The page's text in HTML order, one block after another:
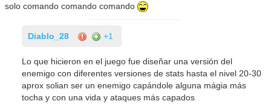
solo comando comando comando
Diablo_28 +1
Lo que hicieron en el juego fue diseñar una versión del
enemigo con diferentes versiones de stats hasta el nivel 20-30
aprox solian ser un enemigo capándole alguna mágia más
tocha y con una vida y ataques más capados